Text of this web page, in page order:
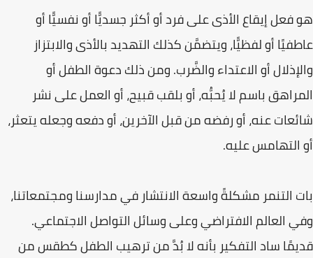
هو فعل إيقاع الأذى على فرد أو أكثر جسديًّا أو نفسيًّا أو
عاطفيًا أو لفظيًّا، ويتضمَّن كذلك التهديد بالأذى والابتزاز
والإذلال أو الاعتداء والضَّرب. ومن ذلك دعوة الطفل أو
المراهق باسم لا يُحبُّه، أو بلقب قبيح، أو العمل على نشر
شائعات عنه، أو رفضه من قبل الآخرين، أو دفعه وجعله يتعثر،
أو التهامس عليه.
بات التنمر مشكلةً واسعة الانتشار في مدارسنا ومجتمعاتنا،
وفي العالم الافتراضي وعلى وسائل التواصل الاجتماعي.
قديمًا ساد التفكير بأنه لا بُدَّ من ترهيب الطفل كطقس من